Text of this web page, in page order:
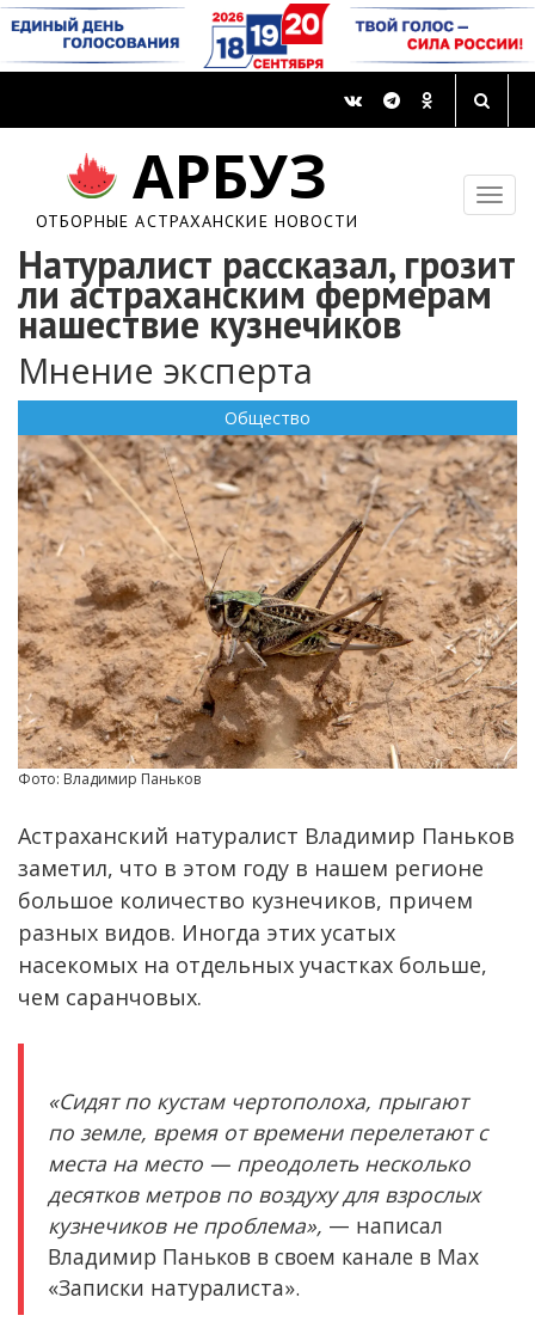
АРБУЗ
ОТБОРНЫЕ АСТРАХАНСКИЕ НОВОСТИ
Натуралист рассказал, грозит
ли астраханским фермерам
нашествие кузнечиков
Мнение эксперта
Общество
Фото: Владимир Паньков
Астраханский натуралист Владимир Паньков
заметил, что в этом году в нашем регионе
большое количество кузнечиков, причем
разных видов. Иногда этих усатых
насекомых на отдельных участках больше,
чем саранчовых.
«Сидят по кустам чертополоха, прыгают
по земле, время от времени перелетают с
места на место — преодолеть несколько
десятков метров по воздуху для взрослых
кузнечиков не проблема», — написал
Владимир Паньков в своем канале в Max
«Записки натуралиста».